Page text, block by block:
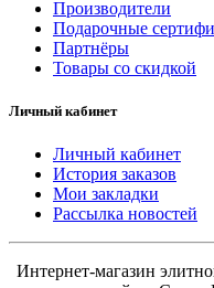
Производители
Подарочные
Партнёры
Товары со скидкой
Личный кабинет
Личный кабинет
История заказов
Мои закладки
Рассылка новостей
Интернет-магазин